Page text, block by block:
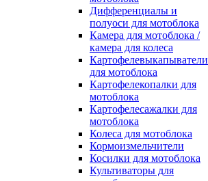
Дифференциалы и
полуоси для мотоблока
Камера для мотоблока /
камера для колеса
Картофелевыкапыватели
для мотоблока
Картофелекопалки для
мотоблока
Картофелесажалки для
мотоблока
Колеса для мотоблока
Кормоизмельчители
Косилки для мотоблока
Культиваторы для